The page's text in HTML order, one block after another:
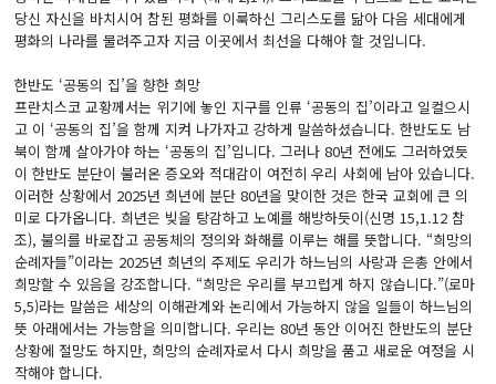
당신 자신을 바치시어 참된 평화를 이룩하신 그리스도를 닮아 다음 세대에게
평화의 나라를 물려주고자 지금 이곳에서 최선을 다해야 할 것입니다.
한반도 ‘공동의 집’을 향한 희망
프란치스코 교황께서는 위기에 놓인 지구를 인류 ‘공동의 집’이라고 일컬으시
고 이 ‘공동의 집’을 함께 지켜 나가자고 강하게 말씀하셨습니다. 한반도도 남
북이 함께 살아가야 하는 ‘공동의 집’입니다. 그러나 80년 전에도 그러하였듯
이 한반도 분단이 불러온 증오와 적대감이 여전히 우리 사회에 남아 있습니다.
이러한 상황에서 2025년 희년에 분단 80년을 맞이한 것은 한국 교회에 큰 의
미로 다가옵니다. 희년은 빚을 탕감하고 노예를 해방하듯이(신명 15,1.12 참
조), 불의를 바로잡고 공동체의 정의와 화해를 이루는 해를 뜻합니다. “희망의
순례자들”이라는 2025년 희년의 주제도 우리가 하느님의 사랑과 은총 안에서
희망할 수 있음을 강조합니다. “희망은 우리를 부끄럽게 하지 않습니다.”(로마
5,5)라는 말씀은 세상의 이해관계와 논리에서 가능하지 않을 일들이 하느님의
뜻 아래에서는 가능함을 의미합니다. 우리는 80년 동안 이어진 한반도의 분단
상황에 절망도 하지만, 희망의 순례자로서 다시 희망을 품고 새로운 여정을 시
작해야 합니다.